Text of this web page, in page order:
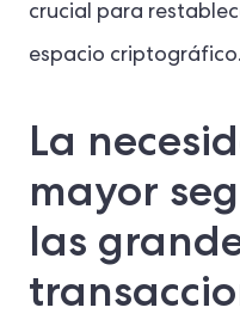
crucial para
espacio criptográfico.
La
mayor
las